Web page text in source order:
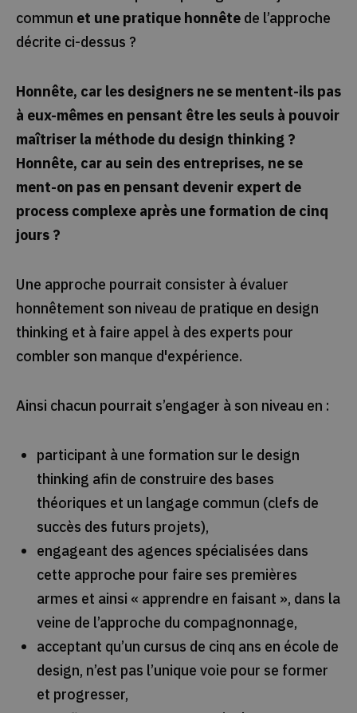
commun et une pratique honnêtede l’approche
décrite ci-dessus ?
Honnête, car les designers ne se mentent-ils pas
à eux-mêmes en pensant être les seuls à pouvoir
maîtriser la méthode du design thinking ?
Honnête, car au sein des entreprises, ne se
ment-on pas en pensant devenir expert de
process complexe après une formation de cinq
jours ?
Une approche pourrait consister à évaluer
honnêtement son niveau de pratique en design
thinking et à faire appel à des experts pour
combler son manque d'expérience.
Ainsi chacun pourrait s’engager à son niveau en :
participant à une formation sur le design
thinking afin de construire des bases
théoriques et un langage commun (clefs de
succès des futurs projets),
engageant des agences spécialisées dans
cette approche pour faire ses premières
armes et ainsi « apprendre en faisant », dans la
veine de l’approche du compagnonnage,
acceptant qu’un cursus de cinq ans en école de
design, n’est pas l’unique voie pour se former
et progresser,